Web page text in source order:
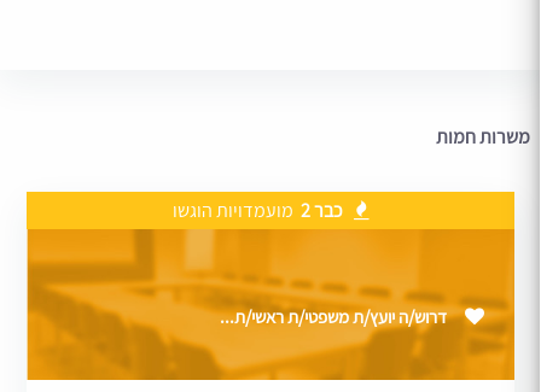
משרות חמות
כבר 2 מועמדויות הוגשו
דרוש/ה יועץ/ת משפטי/ת ראשי/ת...